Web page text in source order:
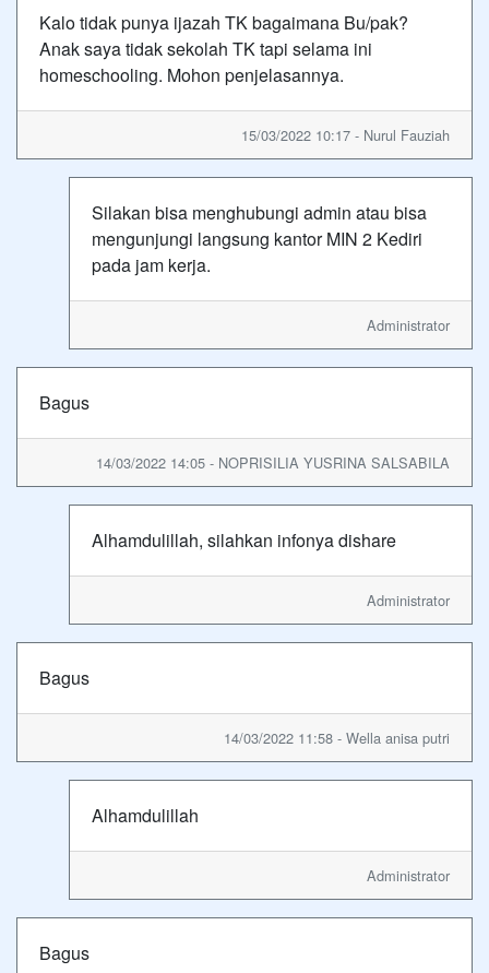
Kalo tidak punya ijazah TK bagaimana Bu/pak?
Anak saya tidak sekolah TK tapi selama ini
homeschooling. Mohon penjelasannya.
15/03/2022 10:17 - Nurul Fauziah
Silakan bisa menghubungi admin atau bisa
mengunjungi langsung kantor MIN 2 Kediri
pada jam kerja.
Administrator
Bagus
14/03/2022 14:05 - NOPRISILIA YUSRINA SALSABILA
Alhamdulillah, silahkan infonya dishare
Administrator
Bagus
14/03/2022 11:58 - Wella anisa putri
Alhamdulillah
Administrator
Bagus